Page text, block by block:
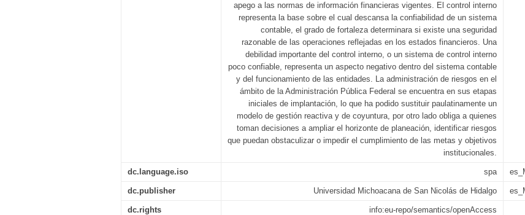
apego a las normas de información financieras vigentes. El control interno
representa la base sobre el cual descansa la confiabilidad de un sistema
contable, el grado de fortaleza determinara si existe una seguridad
razonable de las operaciones reflejadas en los estados financieros. Una
debilidad importante del control interno, o un sistema de control interno
poco confiable, representa un aspecto negativo dentro del sistema contable
y del funcionamiento de las entidades. La administración de riesgos en el
ámbito de la Administración Pública Federal se encuentra en sus etapas
iniciales de implantación, lo que ha podido sustituir paulatinamente un
modelo de gestión reactiva y de coyuntura, por otro lado obliga a quienes
toman decisiones a ampliar el horizonte de planeación, identificar riesgos
que puedan obstaculizar o impedir el cumplimiento de las metas y objetivos
institucionales.
dc.language.iso spa
dc.publisher Universidad Michoacana de San Nicolás de Hidalgo
dc.rights info:eu-repo/semantics/openAccess